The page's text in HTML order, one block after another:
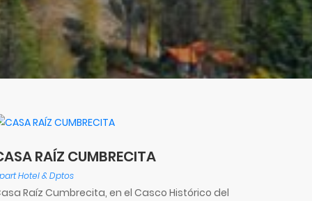
RAÍZ CUMBRECITA
Hotel & Dptos
Raíz Cumbrecita, en el Casco Histórico del